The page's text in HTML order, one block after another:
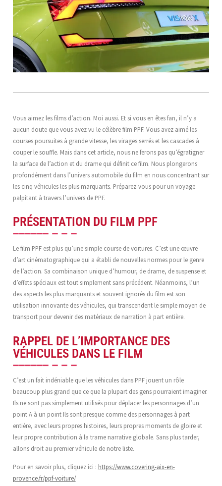
Vous aimez les films d’action. Moi aussi. Et si vous en êtes fan, il n’y a
aucun doute que vous avez vu le célèbre film PPF. Vous avez aimé les
courses poursuites à grande vitesse, les virages serrés et les cascades à
couper le souffle. Mais dans cet article, nous ne ferons pas qu’égratigner
la surface de l’action et du drame qui définit ce film. Nous plongerons
profondément dans l’univers automobile du film en nous concentrant sur
les cinq véhicules les plus marquants. Préparez-vous pour un voyage
palpitant à travers l’univers de PPF.
PRÉSENTATION DU FILM PPF
Le film PPF est plus qu’une simple course de voitures. C’est une œuvre
d’art cinématographique qui a établi de nouvelles normes pour le genre
de l’action. Sa combinaison unique d’humour, de drame, de suspense et
d’effets spéciaux est tout simplement sans précédent. Néanmoins, l’un
des aspects les plus marquants et souvent ignorés du film est son
utilisation innovante des véhicules, qui transcendent le simple moyen de
transport pour devenir des matériaux de narration à part entière.
RAPPEL DE L’IMPORTANCE DES
VÉHICULES DANS LE FILM
C’est un fait indéniable que les véhicules dans PPF jouent un rôle
beaucoup plus grand que ce que la plupart des gens pourraient imaginer.
Ils ne sont pas simplement utilisés pour déplacer les personnages d’un
point A à un point Ils sont presque comme des personnages à part
entière, avec leurs propres histoires, leurs propres moments de gloire et
leur propre contribution à la trame narrative globale. Sans plus tarder,
allons droit au premier véhicule de notre liste.
Pour en savoir plus, cliquez ici : https://www.covering-aix-en-
provence.fr/ppf-voiture/